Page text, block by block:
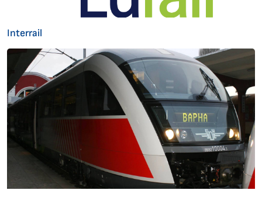
Interrail